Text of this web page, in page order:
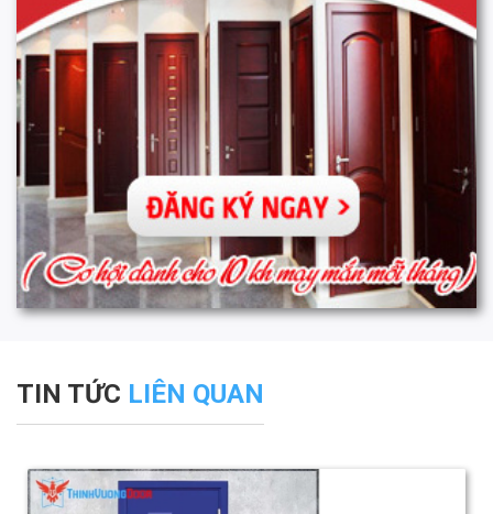
TIN TỨC LIÊN QUAN